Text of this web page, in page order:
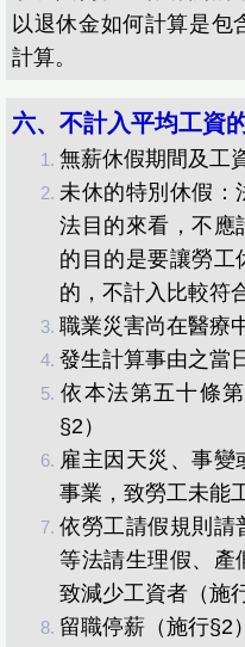
以退休金如何計算是包
計算。
六、不計入平均工資
無薪休假期間及工
未休的特別休假：
法目的來看，不應
的目的是要讓勞工
的，不計入比較符
職業災害尚在醫療
發生計算事由之當
依本法第五十條
§2）
雇主因天災、事變
事業，致勞工未能
依勞工請假規則請
等法請生理假、產
致減少工資者（施
留職停薪（施行§2）